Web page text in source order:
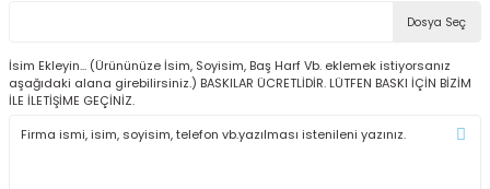
Dosya Seç
İsim Ekleyin... (Ürününüze İsim, Soyisim, Baş Harf Vb. eklemek istiyorsanız
aşağıdaki alana girebilirsiniz.) BASKILAR ÜCRETLİDİR. LÜTFEN BASKI İÇİN BİZİM
İLE İLETİŞİME GEÇİNİZ.